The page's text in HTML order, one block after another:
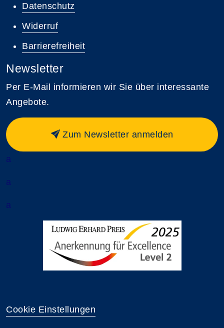
Datenschutz
Widerruf
Barrierefreiheit
Newsletter
Per E-Mail informieren wir Sie über interessante
Angebote.
Zum Newsletter anmelden
a
a
a
Cookie Einstellungen